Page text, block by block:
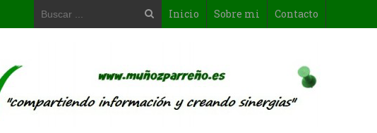
Inicio Sobre mi Contacto